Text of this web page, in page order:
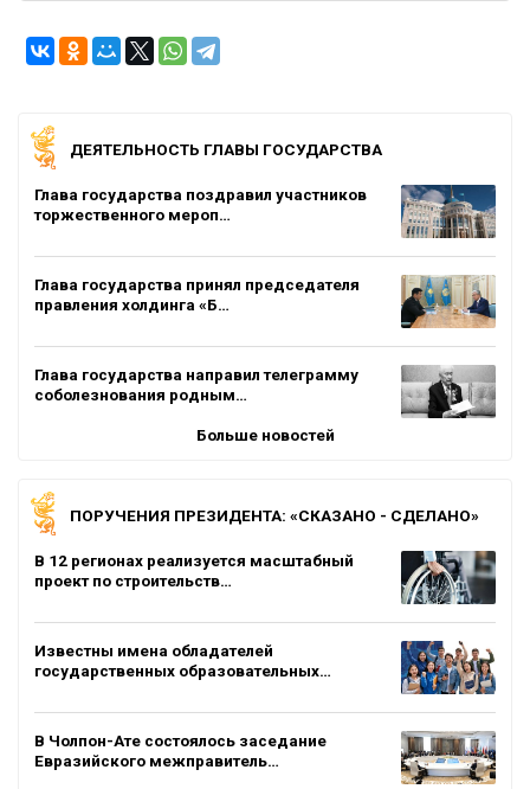
ДЕЯТЕЛЬНОСТЬ ГЛАВЫ ГОСУДАРСТВА
Глава государства поздравил участников
торжественного мероп…
Глава государства принял председателя
правления холдинга «Б…
Глава государства направил телеграмму
соболезнования родным…
Больше новостей
ПОРУЧЕНИЯ ПРЕЗИДЕНТА: «СКАЗАНО - СДЕЛАНО»
В 12 регионах реализуется масштабный
проект по строительств…
Известны имена обладателей
государственных образовательных…
В Чолпон-Ате состоялось заседание
Евразийского межправитель…